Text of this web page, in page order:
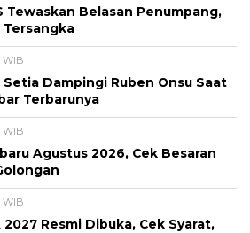
Tewaskan Belasan Penumpang,
Tersangka
WIB
Dampingi Ruben Onsu Saat
Terbarunya
WIB
Agustus 2026, Cek Besaran
WIB
Resmi Dibuka, Cek Syarat,